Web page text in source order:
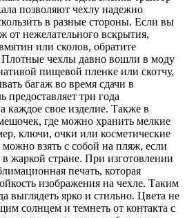
позволяют чехлу надежно
в разные стороны. Если вы
от нежелательного вскрытия,
или сколов, обратите
Плотные чехлы давно вошли в моду
пищевой пленке или скотчу,
багаж во время сдачи в
предоставляет три года
каждое свое изделие. Также в
где можно хранить мелкие
ключи, очки или косметические
взять с собой на пляж, если
жаркой стране. При изготовлении
печать, которая
изображения на чехле. Таким
выглядеть ярко и стильно. Цвета не
солнцем и темнеть от контакта с